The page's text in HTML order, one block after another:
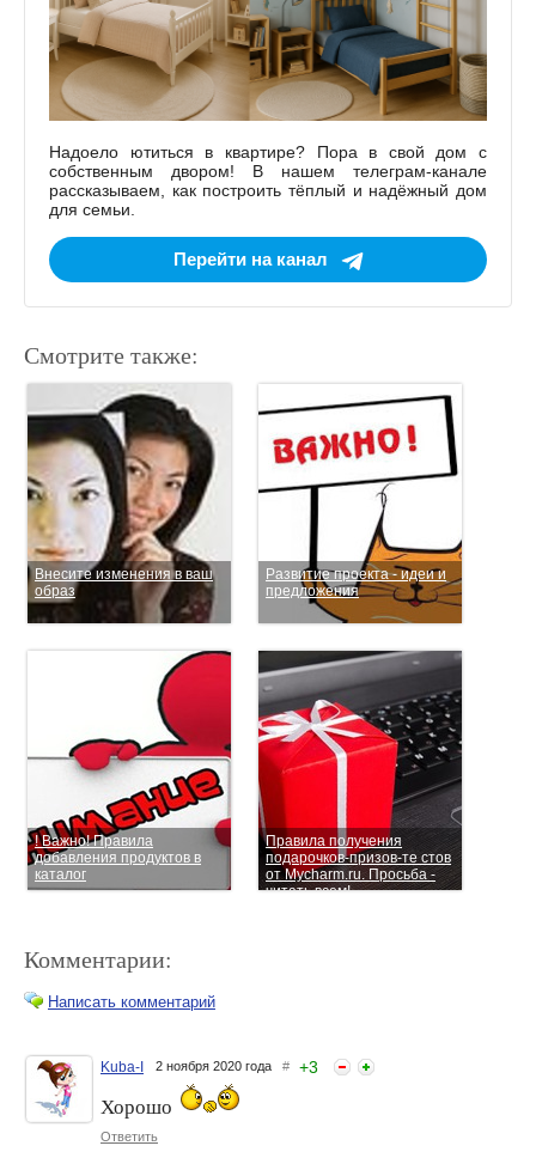
Надоело ютиться в квартире? Пора в свой дом с
собственным двором! В нашем телеграм-канале
рассказываем, как построить тёплый и надёжный дом
для семьи.
Перейти на канал
Смотрите также:
Внесите изменения в ваш
образ
Развитие проекта - идеи и
предложения
! Важно! Правила
добавления продуктов в
каталог
Правила получения
подарочков-призов-те стов
от Mycharm.ru. Просьба -
читать всем!
Фото-проект "Времена
года"
Комментарии:
Написать комментарий
Kuba-I 2 ноября 2020 года # +3
Хорошо
Ответить